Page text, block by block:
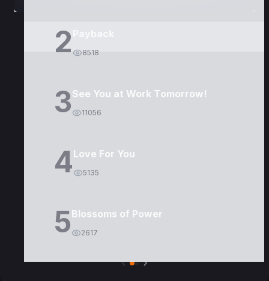
2 8518
3See You at Work Tomorrow!
11056
4Love For You
5135
5Blossoms of Power
2617